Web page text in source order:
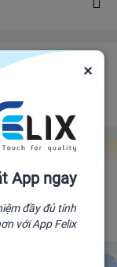
đơn hàng felix.store của bạn
nhà sản xuất để đến
đối
×
App ngay
đầy đủ tính
với App Felix